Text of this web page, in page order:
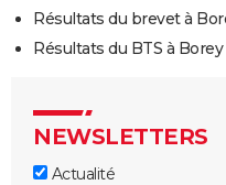
Résultats du brevet à
Résultats du BTS à Borey
NEWSLETTERS
Actualité